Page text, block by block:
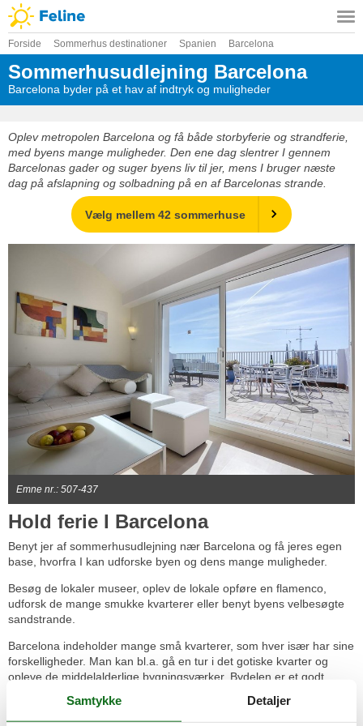
Forside Sommerhus destinationer Spanien Barcelona
Sommerhusudlejning Barcelona
Barcelona byder på et hav af indtryk og muligheder
Oplev metropolen Barcelona og få både storbyferie og strandferie,
med byens mange muligheder. Den ene dag slentrer I gennem
Barcelonas gader og suger byens liv til jer, mens I bruger næste
dag på afslapning og solbadning på en af Barcelonas strande.
Vælg mellem 42 sommerhuse
Emne nr.: 507-437
Hold ferie I Barcelona
Benyt jer af sommerhusudlejning nær Barcelona og få jeres egen
base, hvorfra I kan udforske byen og dens mange muligheder.
Besøg de lokaler museer, oplev de lokale opføre en flamenco,
udforsk de mange smukke kvarterer eller benyt byens velbesøgte
sandstrande.
Barcelona indeholder mange små kvarterer, som hver især har sine
forskelligheder. Man kan bl.a. gå en tur i det gotiske kvarter og
opleve de middelalderlige bygningsværker. Bydelen er et godt
skaber skygge og kølige områder. I kvarteret kan man også opleve
Barcelonas største katedral. Den gotiske katedral stod færdig i år
Samtykke Detaljer